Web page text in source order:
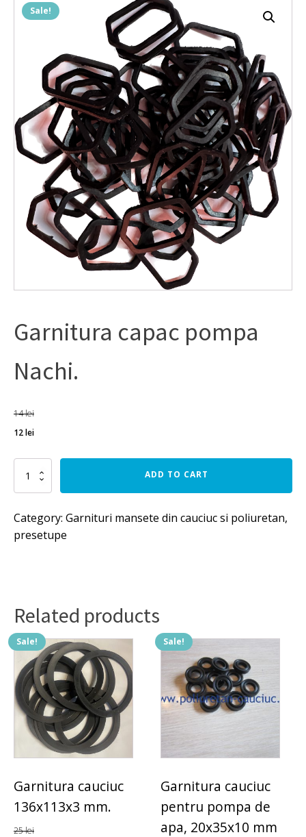
Sale!
Garnitura capac pompa
Nachi.
14lei
12lei
Garnitura
capac
pompa
quantity
ADD TO CART
Category: Garnituri mansete din cauciuc si poliuretan,
presetupe
Related products
Sale!
Garnitura cauciuc
136x113x3 mm.
25lei
Sale!
Garnitura cauciuc
pentru pompa de
apa, 20x35x10 mm